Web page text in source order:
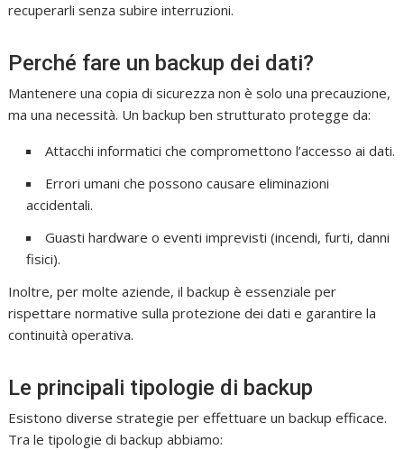
recuperarli senza subire interruzioni.
Perché fare un backup dei dati?
Mantenere una copia di sicurezza non è solo una precauzione,
ma una necessità. Un backup ben strutturato protegge da:
Attacchi informatici che compromettono l’accesso ai dati.
Errori umani che possono causare eliminazioni
accidentali.
Guasti hardware o eventi imprevisti (incendi, furti, danni
fisici).
Inoltre, per molte aziende, il backup è essenziale per
rispettare normative sulla protezione dei dati e garantire la
continuità operativa.
Le principali tipologie di backup
Esistono diverse strategie per effettuare un backup efficace.
Tra le tipologie di backup abbiamo: